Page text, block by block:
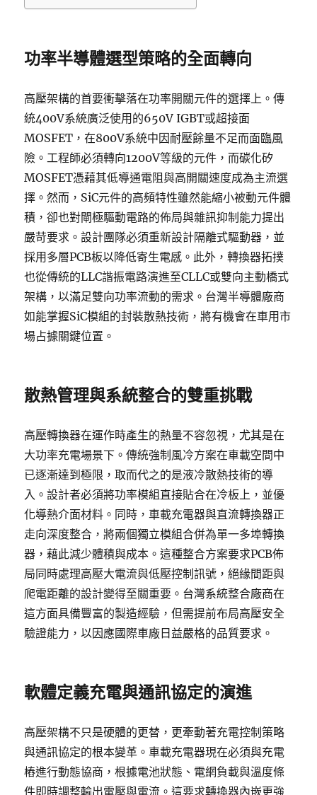
功率半導體選型策略的全面轉向
高壓架構的首要衝擊落在功率開關元件的選擇上。傳
統400V系統廣泛使用的650V IGBT或超接面
MOSFET，在800V系統中因耐壓餘量不足而面臨風
險。工程師必須轉向1200V等級的元件，而碳化矽
MOSFET憑藉其低導通電阻與高開關速度成為主流選
擇。然而，SiC元件的高頻特性雖然能縮小被動元件體
積，卻也對閘極驅動電路的佈局與雜訊抑制能力提出
嚴苛要求。設計團隊必須重新設計隔離式驅動器，並
採用多層PCB板以降低寄生電感。此外，轉換器拓撲
也從傳統的LLC諧振電路演進至CLLC或雙向主動橋式
架構，以滿足雙向功率流動的需求。台灣半導體廠商
如能掌握SiC模組的封裝散熱技術，將有機會在車用市
場占據關鍵位置。
散熱管理與系統整合的雙重挑戰
高壓轉換器在運作時產生的熱量不容忽視，尤其是在
大功率充電場景下。傳統強制風冷方案在車載空間中
已逐漸達到極限，取而代之的是液冷散熱技術的導
入。設計者必須將功率模組直接貼合在冷板上，並優
化導熱介面材料。同時，車載充電器與直流轉換器正
走向深度整合，將兩個獨立模組合併為單一多埠轉換
器，藉此減少體積與成本。這種整合方案要求PCB佈
局同時處理高壓大電流與低壓控制訊號，絕緣間距與
爬電距離的設計變得至關重要。台灣系統整合廠商在
這方面具備豐富的製造經驗，但需提前布局高壓安全
驗證能力，以因應國際車廠日益嚴格的品質要求。
軟體定義充電與通訊協定的演進
高壓架構不只是硬體的更替，更牽動著充電控制策略
與通訊協定的根本變革。車載充電器現在必須與充電
樁進行動態協商，根據電池狀態、電網負載與溫度條
件即時調整輸出電壓與電流。這要求轉換器內嵌更強